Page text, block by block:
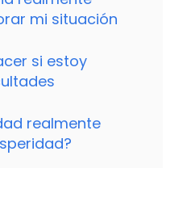
mi situación
si estoy
realmente